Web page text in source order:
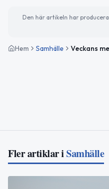
Den här artikeln har
Hem Samhälle
Fler artiklar iSamhälle